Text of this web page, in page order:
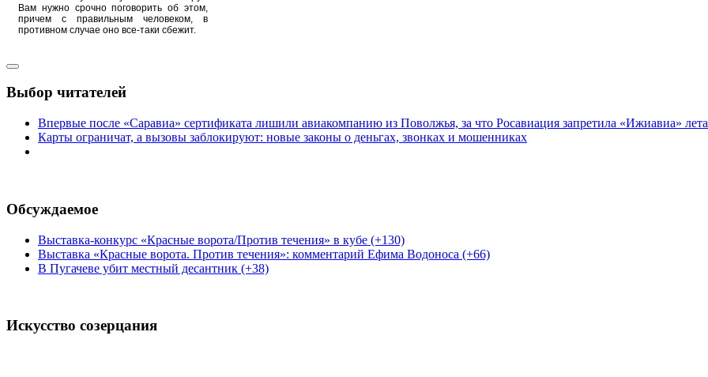
Вам нужно срочно поговорить об этом,
причем с правильным человеком, в
противном случае оно все-таки сбежит.
Выбор читателей
Впервые после «Саравиа» сертификата лишили авиакомпанию из Поволжья, за что Росавиация запретила «Ижиавиа»
Карты ограничат, а вызовы заблокируют: новые законы о деньгах, звонках и мошенниках
Обсуждаемое
Выставка-конкурс «Красные ворота/Против течения» в кубе (+130)
Выставка «Красные ворота. Против течения»: комментарий Ефима Водоноса (+66)
В Пугачеве убит местный десантник (+38)
Искусство созерцания